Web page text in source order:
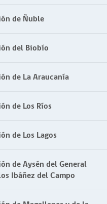
de Ñuble
del Biobío
de La Araucanía
de Los Ríos
de Los Lagos
de Aysén del General
Ibáñez del Campo